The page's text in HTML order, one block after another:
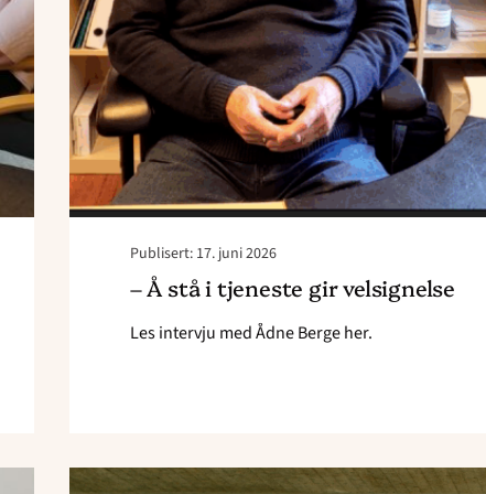
Publisert: 17. juni 2026
– Å stå i tjeneste gir velsignelse
Les intervju med Ådne Berge her.
Read